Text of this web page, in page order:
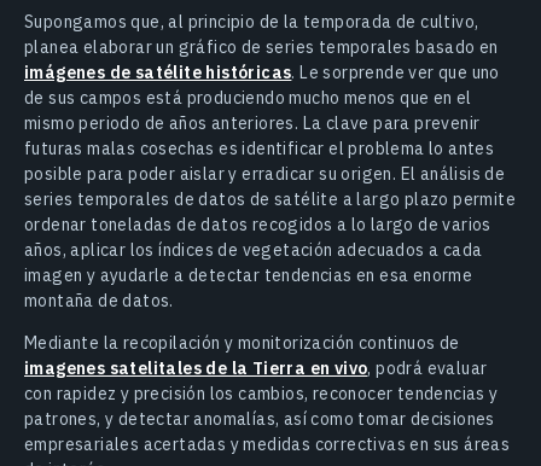
Supongamos que, al principio de la temporada de cultivo,
planea elaborar un gráfico de series temporales basado en
imágenes de satélite históricas. Le sorprende ver que uno
de sus campos está produciendo mucho menos que en el
mismo periodo de años anteriores. La clave para prevenir
futuras malas cosechas es identificar el problema lo antes
posible para poder aislar y erradicar su origen. El análisis de
series temporales de datos de satélite a largo plazo permite
ordenar toneladas de datos recogidos a lo largo de varios
años, aplicar los índices de vegetación adecuados a cada
imagen y ayudarle a detectar tendencias en esa enorme
montaña de datos.
Mediante la recopilación y monitorización continuos de
imagenes satelitales de la Tierra en vivo, podrá evaluar
con rapidez y precisión los cambios, reconocer tendencias y
patrones, y detectar anomalías, así como tomar decisiones
empresariales acertadas y medidas correctivas en sus áreas